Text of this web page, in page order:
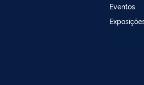
Eventos